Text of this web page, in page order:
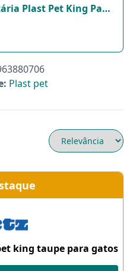
Plast Pet King Para
- Tamanho M
Plast pet
king taupe para gatos